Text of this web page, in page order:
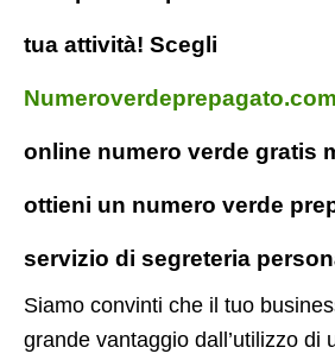
tua attività! Scegli
Numeroverdeprepagato.com
online numero verde gratis
ottieni un numero verde
servizio di segreteria
Siamo convinti che il tuo
grande vantaggio dall’utilizzo di